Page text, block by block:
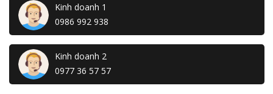
Kinh doanh 1
0986 992 938
Kinh doanh 2
0977 36 57 57